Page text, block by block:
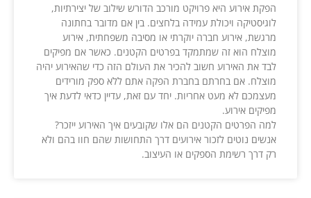
הפקת אירוע היא פרויקט מורכב הדורש שילוב של יצירתיות,
לוגיסטיקה ויכולת עמידה בלחצים. בין אם מדובר בחתונה
מרגשת, אירוע חברה יוקרתי או מסיבה משפחתית, אירוע
מוצלח הוא זה שמתמקד בפרטים הקטנים. כאשר אם מפיקים
לבד את האירוע חשוב להכיר את העולם הזה כדי שהאירוע יהיה
מוצלח. אם בחרתם בחברת הפקה אתם ללא ספק מורידים
מעצמכם לא מעט אחריות. יחד עם זאת, עדיין כדאי לדעת איך
מפיקים אירוע.
למה הפרטים הקטנים הם אלו שקובעים איך האירוע ייזכר?
אנשים נוטים לזכור אירועים דרך התחושות שהם חוו בהם ולא
רק דרך רשימת הספקים או העיצוב.